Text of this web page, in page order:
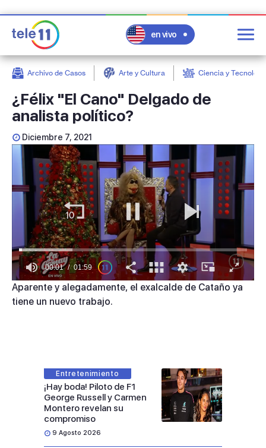
en vivo
Archivo de Casos Arte y Cultura Ciencia y
¿Félix "El Cano" Delgado de
analista político?
Diciembre 7, 2021
0
of
1
00:01 01:59
Aparente y alegadamente, el exalcalde de Cataño ya
tiene un nuevo trabajo.
Entretenimiento
¡Hay boda! Piloto de F1
George Russell y Carmen
Montero revelan su
compromiso
9 Agosto 2026
post